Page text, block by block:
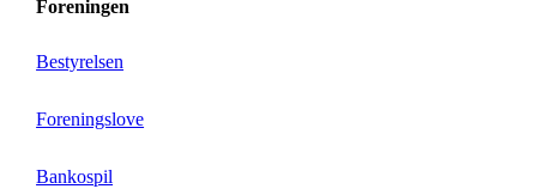
Foreningen
Bestyrelsen
Foreningslove
Bankospil